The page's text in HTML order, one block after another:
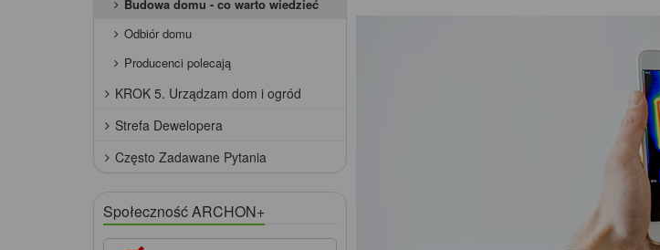
Budowa domu - co warto wiedzieć
Odbiór domu
Producenci polecają
KROK 5. Urządzam dom i ogród
Strefa Dewelopera
Często Zadawane Pytania
Społeczność ARCHON+